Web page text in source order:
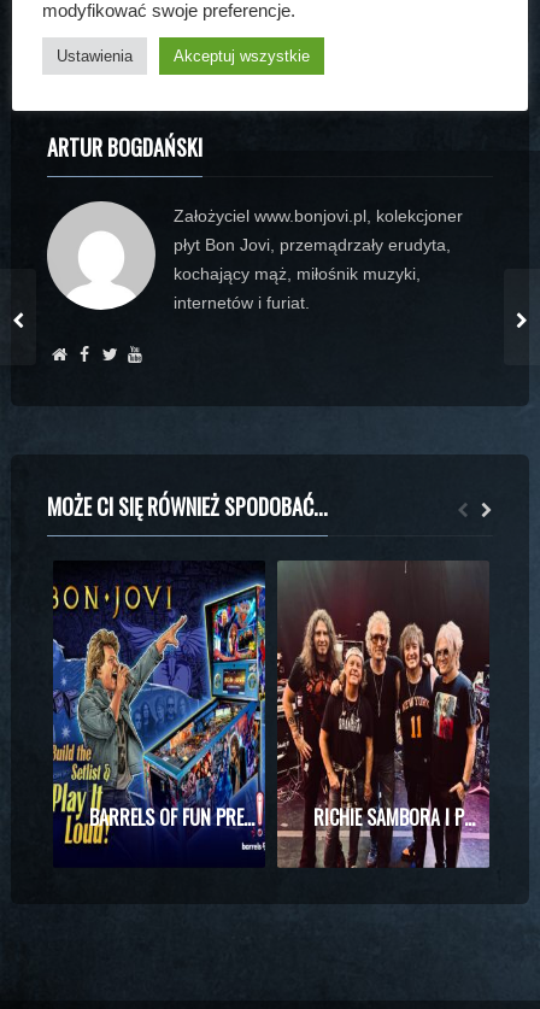
ARTUR BOGDAŃSKI
Założyciel www.bonjovi.pl, kolekcjoner
płyt Bon Jovi, przemądrzały erudyta,
kochający mąż, miłośnik muzyki,
internetów i furiat.
MOŻE CI SIĘ RÓWNIEŻ SPODOBAĆ...
BARRELS OF FUN PREZENTUJE MASZYNĘ DO PINBALLA Z MOTYWAMI BON JOVI RICHIE SAMBORA I PHIL X RAZEM NA SCENIE! WYJĄTKOWE SPOTKANIE PODCZAS KONCERTU KINGS OF CHAOS
modyfikować swoje preferencje.
Ustawienia Akceptuj wszystkie